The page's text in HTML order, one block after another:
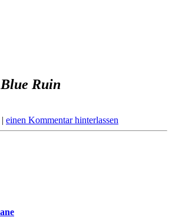
Blue Ruin
einen Kommentar hinterlassen